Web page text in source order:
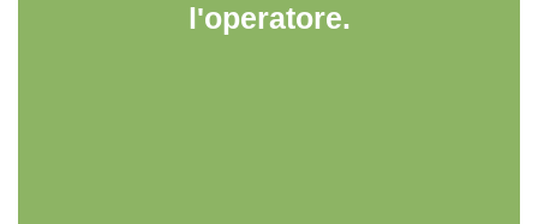
l'operatore.